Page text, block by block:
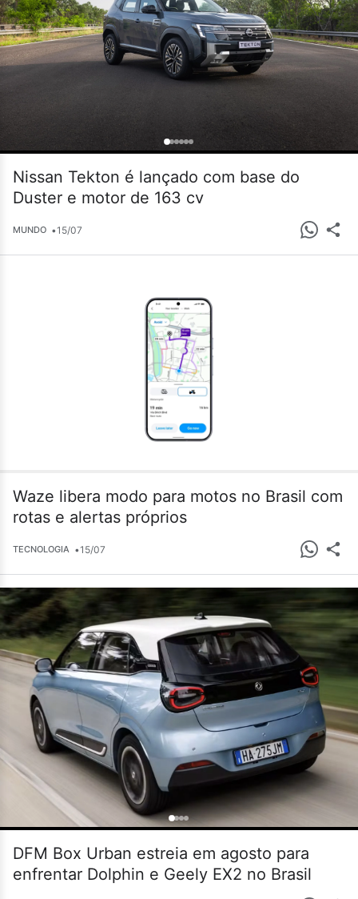
Nissan Tekton é lançado com base do
Duster e motor de 163 cv
MUNDO •15/07
Waze libera modo para motos no Brasil com
rotas e alertas próprios
TECNOLOGIA •15/07
DFM Box Urban estreia em agosto para
enfrentar Dolphin e Geely EX2 no Brasil